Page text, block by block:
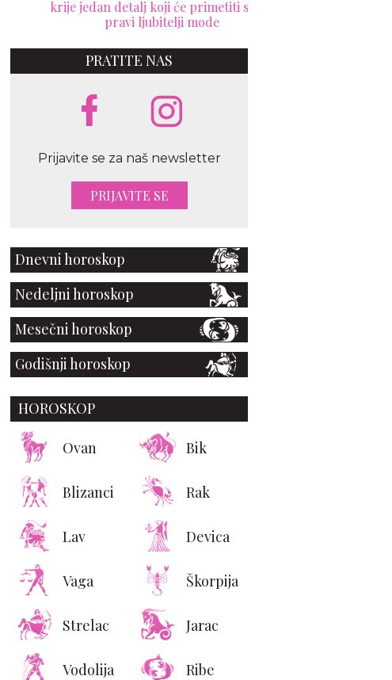
krije jedan detalj koji će primetiti samo
pravi ljubitelji mode
PRATITE NAS
Prijavite se za naš newsletter
PRIJAVITE SE
Dnevni horoskop
Nedeljni horoskop
Mesečni horoskop
Godišnji horoskop
HOROSKOP
Ovan Bik
Blizanci Rak
Lav Devica
Vaga Škorpija
Strelac Jarac
Vodolija Ribe